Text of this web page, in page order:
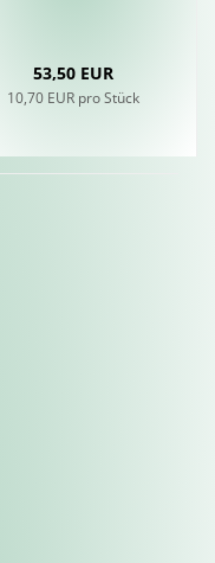
53,50 EUR
10,70 EUR pro Stück